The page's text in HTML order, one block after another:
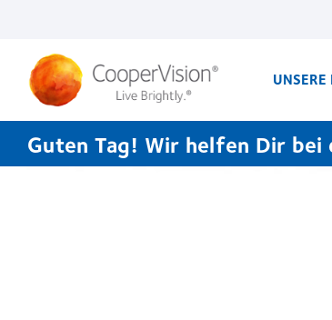
Guten Tag! Wir helfen Dir